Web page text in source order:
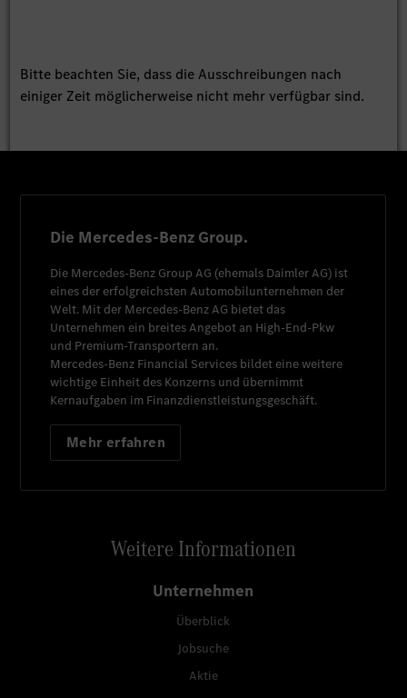
Bitte beachten Sie, dass die Ausschreibungen nach
einiger Zeit möglicherweise nicht mehr verfügbar sind.
Die Mercedes-Benz Group.
Die Mercedes-Benz Group AG (ehemals Daimler AG) ist
eines der erfolgreichsten Automobilunternehmen der
Welt. Mit der Mercedes-Benz AG bietet das
Unternehmen ein breites Angebot an High-End-Pkw
und Premium-Transportern an.
Mercedes-Benz Financial Services bildet eine weitere
wichtige Einheit des Konzerns und übernimmt
Kernaufgaben im Finanzdienstleistungsgeschäft.
Mehr erfahren
Weitere Informationen
Unternehmen
Überblick
Jobsuche
Aktie